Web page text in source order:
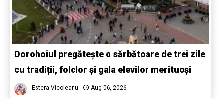
Dorohoiul pregătește o sărbătoare de trei zile
cu tradiții, folclor și gala elevilor merituoși
Estera Vicoleanu Aug 06, 2026